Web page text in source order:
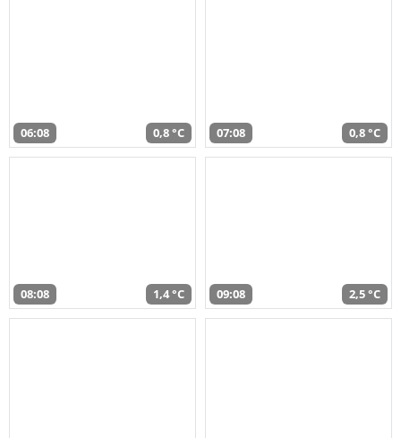
06:08 0,8 °C 07:08 0,8 °C
08:08 1,4 °C 09:08 2,5 °C